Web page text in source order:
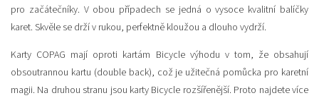
pro začátečníky. V obou případech se jedná o vysoce kvalitní balíčky
karet. Skvěle se drží v rukou, perfektně kloužou a dlouho vydrží.
Karty COPAG mají oproti kartám Bicycle výhodu v tom, že obsahují
obsoutrannou kartu (double back), což je užitečná pomůcka pro karetní
magii. Na druhou stranu jsou karty Bicycle rozšířenější. Proto najdete více